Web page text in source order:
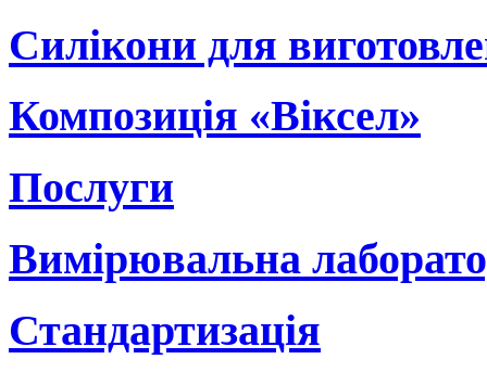
Силікони для
Композиція «Віксел»
Послуги
Вимірювальна
Стандартизація